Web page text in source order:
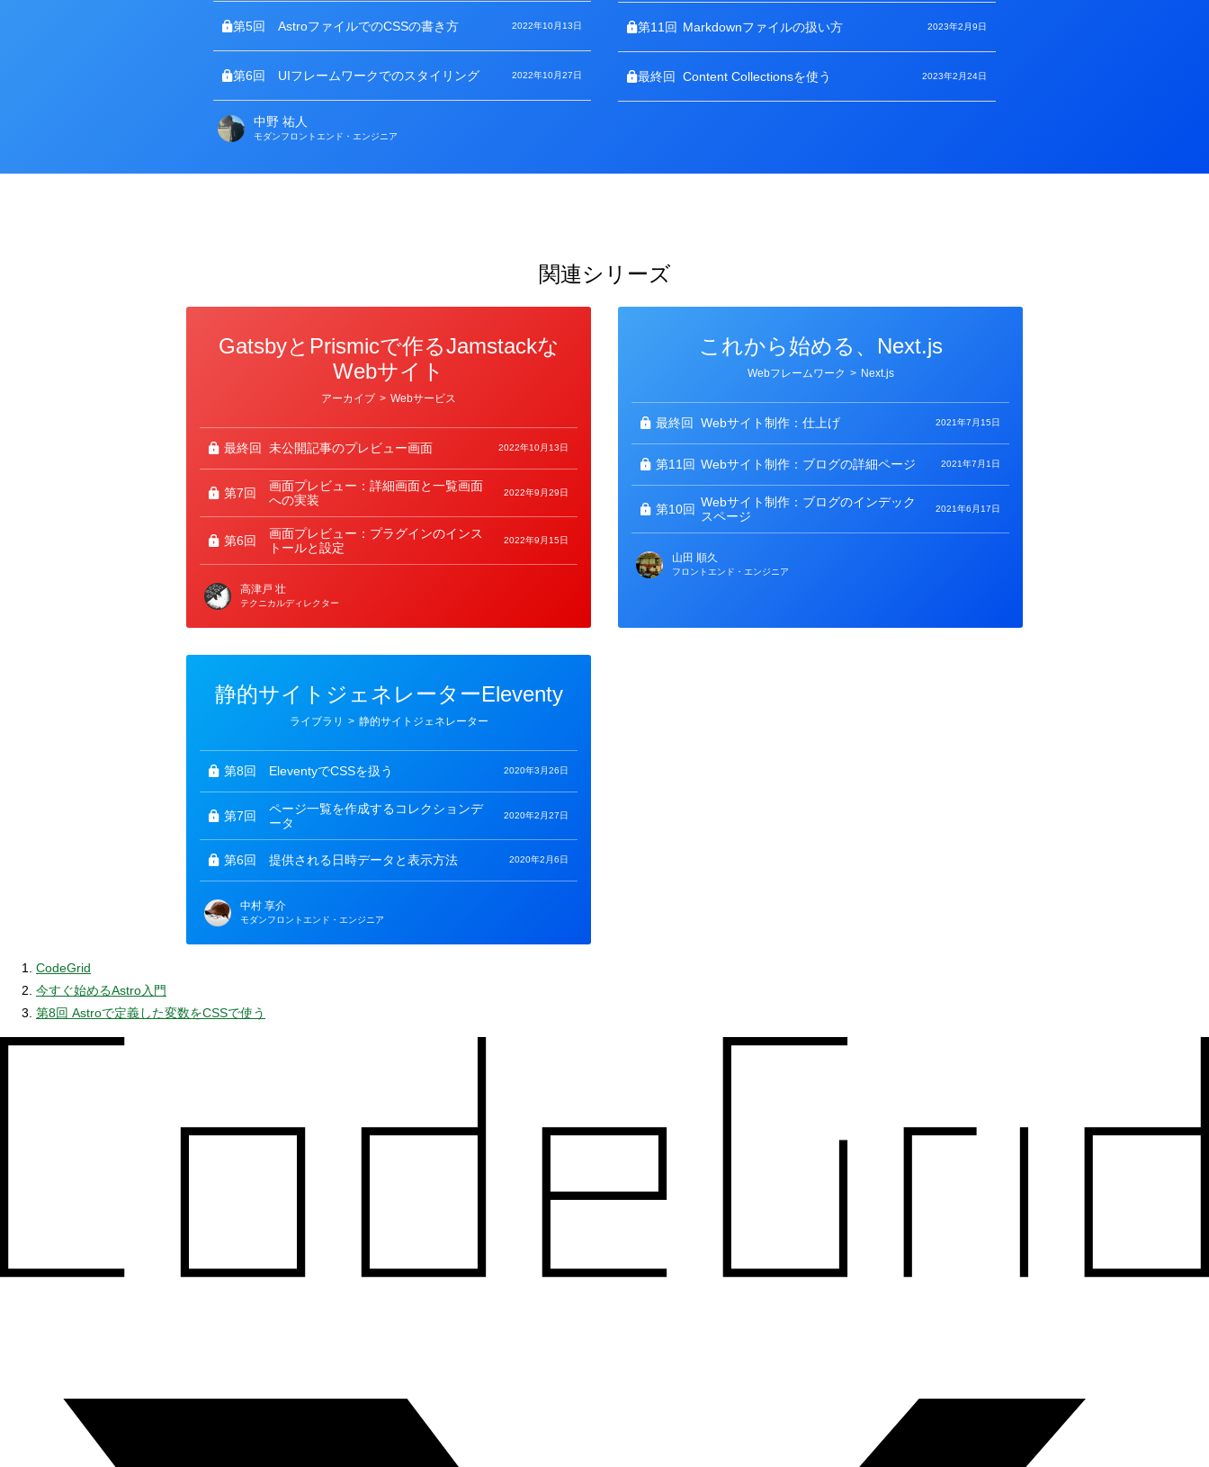
第5回 AstroファイルでのCSSの書き方 2022年10月13日
第6回 UIフレームワークでのスタイリング 2022年10月27日
第11回 Markdownファイルの扱い方 2023年2月9日
最終回 Content Collectionsを使う 2023年2月24日
著
中野 祐人
モダンフロントエンド・エンジニア
関連シリーズ
GatsbyとPrismicで作るJamstackな
Webサイト
リ
アーカイブ > Webサービス
最終回 未公開記事のプレビュー画面 2022年10月13日
第7回
画面プレビュー：詳細画面と一覧画面
への実装
2022年9月29日
第6回
画面プレビュー：プラグインのインス
トールと設定
2022年9月15日
高津戸 壮
テクニカルディレクター
これから始める、Next.js
リ
Webフレームワーク > Next.js
最終回 Webサイト制作：仕上げ 2021年7月15日
第11回 Webサイト制作：ブログの詳細ページ 2021年7月1日
第10回 Webサイト制作：ブログのインデック
スページ
2021年6月17日
山田 順久
フロントエンド・エンジニア
静的サイトジェネレーターEleventy
リ
ライブラリ > 静的サイトジェネレーター
第8回 EleventyでCSSを扱う 2020年3月26日
第7回
ページ一覧を作成するコレクションデ
ータ
2020年2月27日
第6回 提供される日時データと表示方法 2020年2月6日
中村 享介
モダンフロントエンド・エンジニア
CodeGrid
今すぐ始めるAstro入門
第8回 Astroで定義した変数をCSSで使う